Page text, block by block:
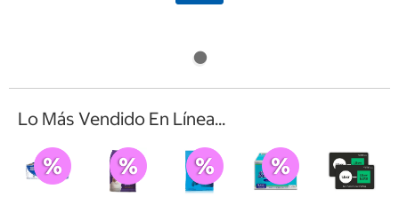
Lo Más Vendido En Línea...